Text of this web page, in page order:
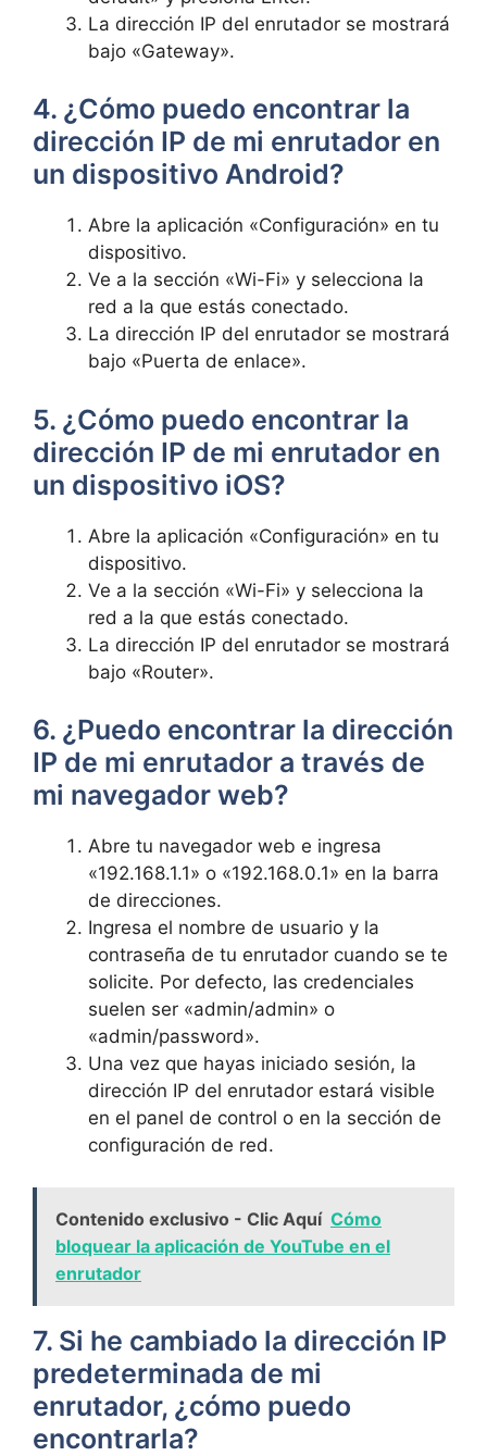
La dirección IP del ‍enrutador se mostrará
bajo «Gateway».
4. ¿Cómo puedo encontrar⁢ la
dirección IP de mi enrutador en
un dispositivo⁢ Android?
Abre‍ la aplicación «Configuración» en tu
dispositivo.
Ve a la sección «Wi-Fi»⁤ y selecciona la
red a la que estás conectado.
La dirección ⁣IP del enrutador se mostrará
⁢bajo «Puerta de enlace».
5. ¿Cómo puedo encontrar la
dirección IP de ‍mi enrutador en‍
un ⁢dispositivo iOS?
Abre la aplicación «Configuración» en tu
dispositivo.
Ve a la sección «Wi-Fi» y ‍selecciona la
red a la que estás conectado.
La dirección IP del enrutador se mostrará
bajo «Router».
6. ¿Puedo encontrar ‍la​ dirección
IP de mi enrutador a ⁤través de
mi navegador‌ web?
Abre tu navegador web e ⁣ingresa
«192.168.1.1» o «192.168.0.1»⁢ en la ⁢barra
de direcciones.
Ingresa el nombre de usuario y la
⁣contraseña de tu⁣ enrutador cuando se‍ te
solicite. Por ‍defecto, las credenciales‍
suelen ser «admin/admin» o
«admin/password».
Una‌ vez que hayas iniciado sesión,​ la
dirección⁤ IP del enrutador estará visible
en el panel de control⁤ o ⁢en ⁤la sección de⁢
configuración de red.
Contenido exclusivo - Clic Aquí Cómo
bloquear la aplicación de YouTube en el
enrutador
7. Si he cambiado la dirección⁣ IP
‌predeterminada de mi
enrutador, ¿cómo⁤ puedo
encontrarla?